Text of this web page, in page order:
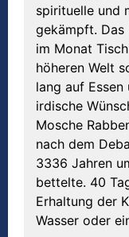
spirituelle und
gekämpft. Das
im Monat
höheren Welt
lang auf Essen
irdische
Mosche
nach dem
3336 Jahren
bettelte. 40
Erhaltung der
Wasser oder